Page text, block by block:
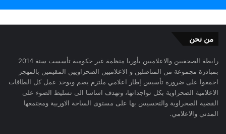
من نحن
رابطة الصحفيين والاعلاميين بأوربا منظمة غير حكومية تأسست سنة 2014
بمبادرة مجموعة من المناضلين و الاعلاميين الصحراويين المقيمين بالمهجر
اجمعوا على ضرورة تأسيس إطار اعلامي ملتزم يضم ويوحد عمل كل الطاقات
الاعلامية الصحراوية بكل تواجداتها، وتهدف اساسا الى تسليط الضوء على
القضية الصحراوية والتحسيس بها على مستوى الساحة الاوربية ومجتمعها
المدني والاعلامي.